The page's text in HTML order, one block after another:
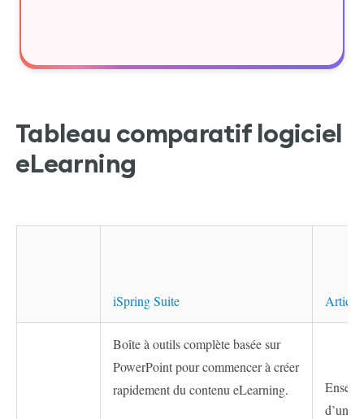
Tableau comparatif logiciel
eLearning
iSpring Suite
Boîte à outils complète basée sur
PowerPoint pour commencer à créer
rapidement du contenu eLearning.
d’un